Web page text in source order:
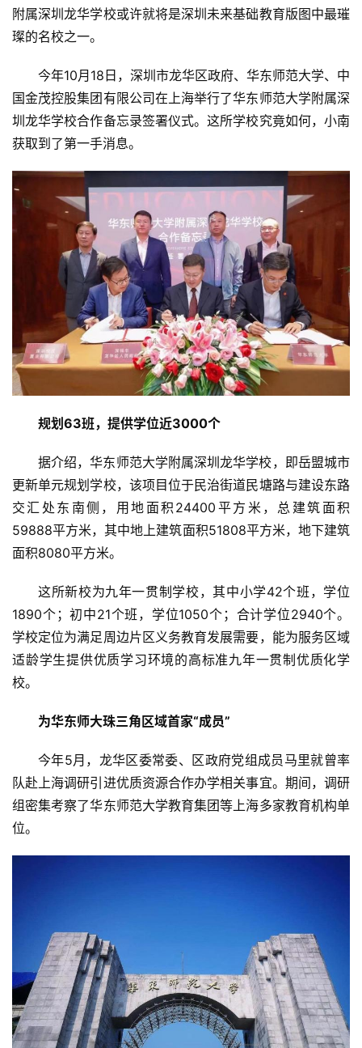
附属深圳龙华学校或许就将是深圳未来基础教育版图中最璀
璨的名校之一。
今年10月18日，深圳市龙华区政府、华东师范大学、中
国金茂控股集团有限公司在上海举行了华东师范大学附属深
圳龙华学校合作备忘录签署仪式。这所学校究竟如何，小南
获取到了第一手消息。
规划63班，提供学位近3000个
据介绍，华东师范大学附属深圳龙华学校，即岳盟城市
更新单元规划学校，该项目位于民治街道民塘路与建设东路
交汇处东南侧，用地面积24400平方米，总建筑面积
59888平方米，其中地上建筑面积51808平方米，地下建筑
面积8080平方米。
这所新校为九年一贯制学校，其中小学42个班，学位
1890个；初中21个班，学位1050个；合计学位2940个。
学校定位为满足周边片区义务教育发展需要，能为服务区域
适龄学生提供优质学习环境的高标准九年一贯制优质化学
校。
为华东师大珠三角区域首家“成员”
今年5月，龙华区委常委、区政府党组成员马里就曾率
队赴上海调研引进优质资源合作办学相关事宜。期间，调研
组密集考察了华东师范大学教育集团等上海多家教育机构单
位。